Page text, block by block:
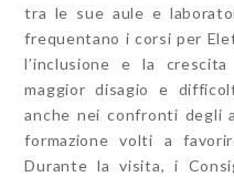
tra le sue aule e
frequentano i corsi per
l’inclusione e la
maggior disagio e
anche nei confronti degli
formazione volti a
Durante la visita, i